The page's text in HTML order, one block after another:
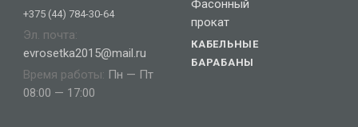
+375 (44) 784-30-64
Эл. почта:
evrosetka2015@mail.ru
Время работы: Пн — Пт
08:00 — 17:00
Фасонный
прокат
КАБЕЛЬНЫЕ
БАРАБАНЫ